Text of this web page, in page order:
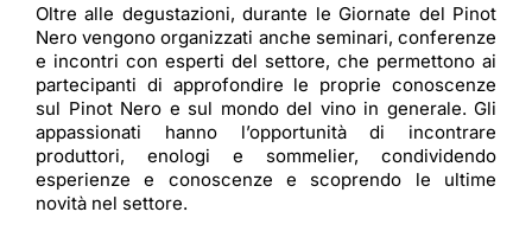
Oltre alle degustazioni, durante le Giornate del Pinot
Nero vengono organizzati anche seminari, conferenze
e incontri con esperti del settore, che permettono ai
partecipanti di approfondire le proprie conoscenze
sul Pinot Nero e sul mondo del vino in generale. Gli
appassionati hanno l’opportunità di incontrare
produttori, enologi e sommelier, condividendo
esperienze e conoscenze e scoprendo le ultime
novità nel settore.